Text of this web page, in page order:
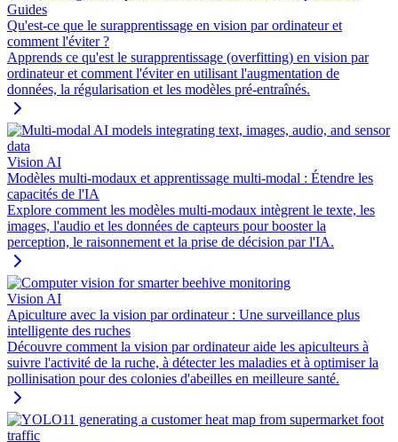
Guides
Qu'est-ce que le surapprentissage en vision par ordinateur et
comment l'éviter ?
Apprends ce qu'est le surapprentissage (overfitting) en vision par
ordinateur et comment l'éviter en utilisant l'augmentation de
données, la régularisation et les modèles pré-entraînés.
Vision AI
Modèles multi-modaux et apprentissage multi-modal : Étendre les
capacités de l'IA
Explore comment les modèles multi-modaux intègrent le texte, les
images, l'audio et les données de capteurs pour booster la
perception, le raisonnement et la prise de décision par l'IA.
Vision AI
Apiculture avec la vision par ordinateur : Une surveillance plus
intelligente des ruches
Découvre comment la vision par ordinateur aide les apiculteurs à
suivre l'activité de la ruche, à détecter les maladies et à optimiser la
pollinisation pour des colonies d'abeilles en meilleure santé.